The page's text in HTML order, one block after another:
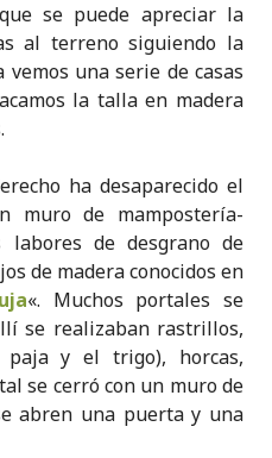
se puede apreciar la
al terreno siguiendo la
una serie de casas
la talla en madera
ha desaparecido el
muro de mampostería-
de desgrano de
de madera conocidos en
«. Muchos portales se
se realizaban rastrillos,
y el trigo), horcas,
se cerró con un muro de
abren una puerta y una